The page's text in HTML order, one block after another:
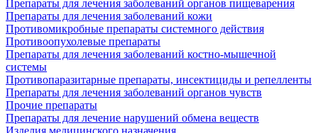
Препараты для лечения заболеваний органов пищеварения
Препараты для лечения заболеваний кожи
Противомикробные препараты системного действия
Противоопухолевые препараты
Препараты для лечения заболеваний костно-мышечной
системы
Противопаразитарные препараты, инсектициды и репелленты
Препараты для лечения заболеваний органов чувств
Прочие препараты
Препараты для лечение нарушений обмена веществ
Изделия медицинского назначения